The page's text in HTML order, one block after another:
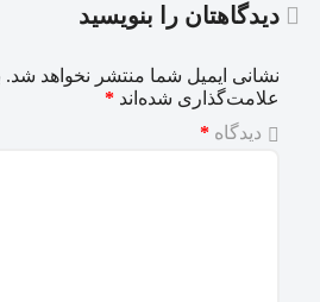
دیدگاهتان را بنویسید
نشانی ایمیل شما منتشر نخواهد شد.
علامت‌گذاری شده‌اند *
دیدگاه *